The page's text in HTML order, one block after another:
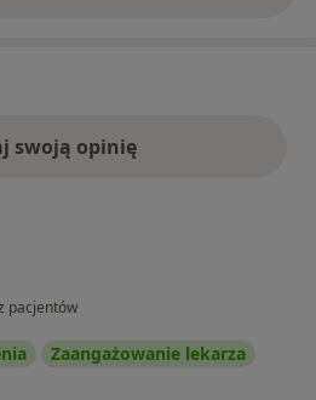
swoją opinię
pacjentów
Zaangażowanie lekarza